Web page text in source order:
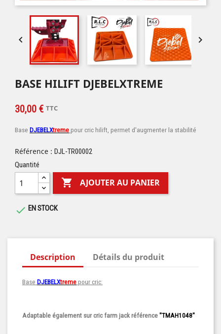
 
BASE HILIFT DJEBELXTREME
30,00 € TTC
Base DJEBELXtreme pour cric hilift, permet d'augmenter la stabilité
Référence : DJL-TR00002
Quantité
 AJOUTER AU PANIER
 EN STOCK
Description Détails du produit
Base DJEBELXtreme pour cric:
Adaptable également sur cric farm jack référence "TMAH1048"